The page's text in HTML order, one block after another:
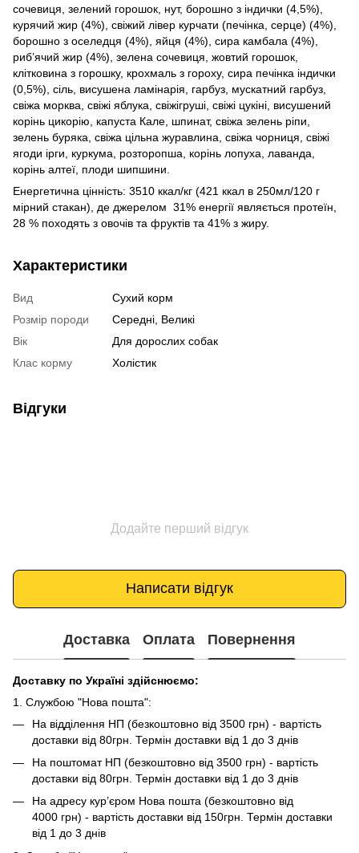
сочевиця, зелений горошок, нут, борошно з індички (4,5%),
курячий жир (4%), свіжий лівер курчати (печінка, серце) (4%),
борошно з оселедця (4%), яйця (4%), сира камбала (4%),
риб’ячий жир (4%), зелена сочевиця, жовтий горошок,
клітковина з горошку, крохмаль з гороху, сира печінка індички
(0,5%), сіль, висушена ламінарія, гарбуз, мускатний гарбуз,
свіжа морква, свіжі яблука, свіжігруші, свіжі цукіні, висушений
корінь цикорію, капуста Кале, шпинат, свіжа зелень ріпи,
зелень буряка, свіжа цільна журавлина, свіжа чорниця, свіжі
ягоди ірги, куркума, розторопша, корінь лопуха, лаванда,
корінь алтеї, плоди шипшини.
Енергетична цінність: 3510 ккал/кг (421 ккал в 250мл/120 г
мірний стакан), де джерелом 31% енергії являється протеїн,
28 % походять з овочів та фруктів та 41% з жиру.
Характеристики
Вид
Сухий корм
Розмір породи
Середні, Великі
Вік
Для дорослих собак
Клас корму
Холістик
Відгуки
Додайте перший відгук
Написати відгук
Доставка Оплата Повернення
Доставку по Україні здійснюємо:
1. Службою "Нова пошта":
На відділення НП (безкоштовно від 3500 грн) - вартість
доставки від 80грн. Термін доставки від 1 до 3 днів
На поштомат НП (безкоштовно від 3500 грн) - вартість
доставки від 80грн. Термін доставки від 1 до 3 днів
На адресу кур’єром Нова пошта (безкоштовно від
4000 грн) - вартість доставки від 150грн. Термін доставки
від 1 до 3 днів